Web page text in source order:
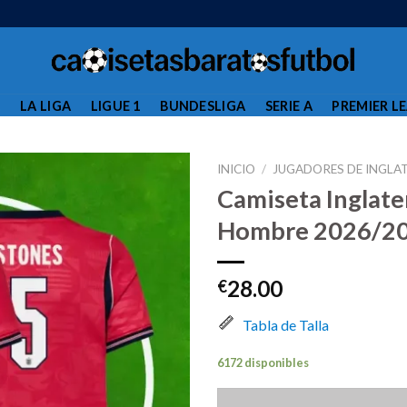
LA LIGA LIGUE 1 BUNDESLIGA SERIE A PREMIER
INICIO / JUGADORES DE
Camiseta
Hombre 2026/
€28.00
Tabla de Talla
6172 disponibles